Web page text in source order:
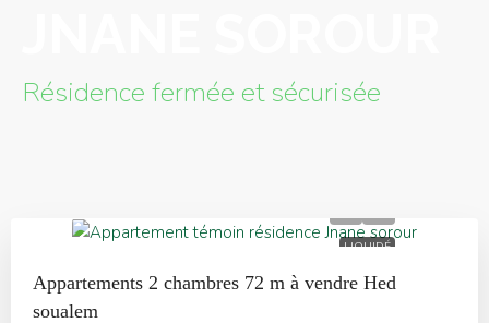
Résidence fermée et sécurisée
LIQUIDÉ
Appartements 2 chambres 72 m à vendre Hed
soualem